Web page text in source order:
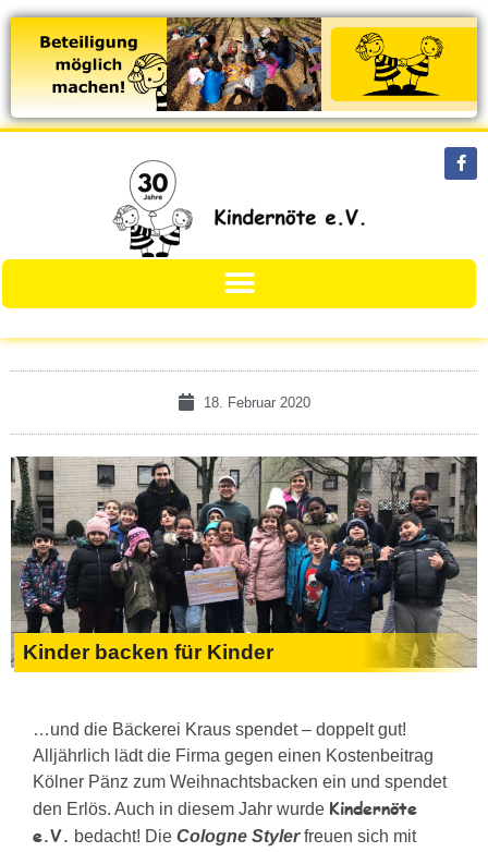
18. Februar 2020
Kinder backen für Kinder
…und die Bäckerei Kraus spendet – doppelt gut!
Alljährlich lädt die Firma gegen einen Kostenbeitrag
Kölner Pänz zum Weihnachtsbacken ein und spendet
den Erlös. Auch in diesem Jahr wurde Kindernöte
e.V. bedacht! Die Cologne Stylerfreuen sich mit